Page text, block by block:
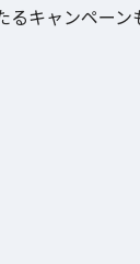
キャンペーン